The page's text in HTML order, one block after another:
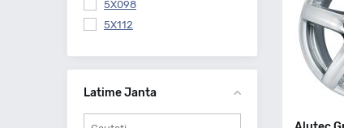
5X098
5X112
Latime Janta